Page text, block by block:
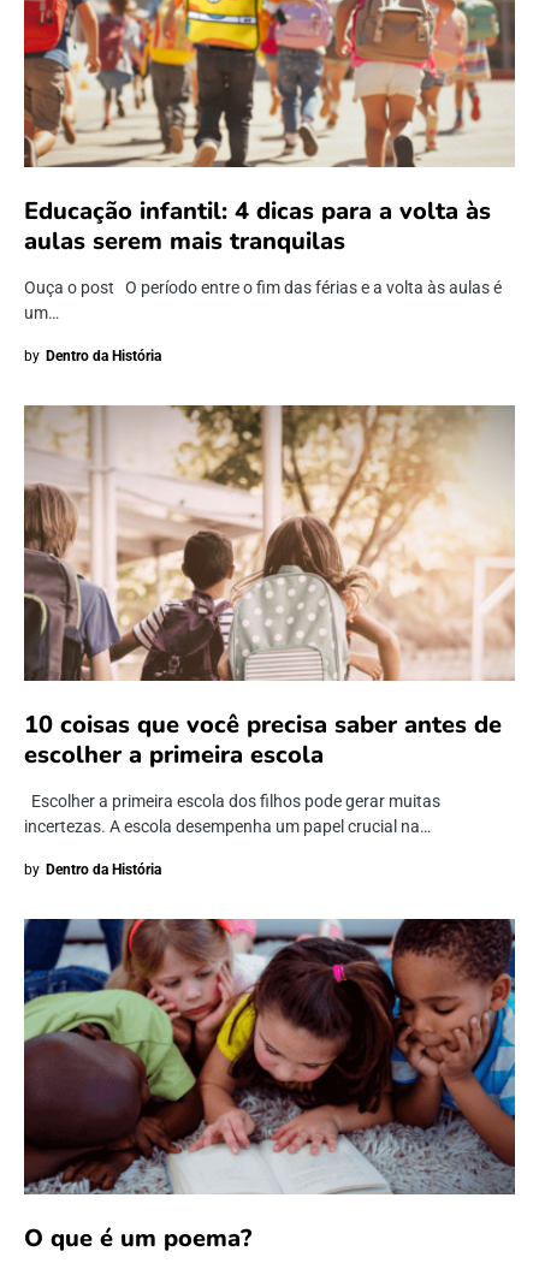
Educação infantil: 4 dicas para a volta às
aulas serem mais tranquilas
Ouça o post O período entre o fim das férias e a volta às aulas é
um…
by Dentro da História
10 coisas que você precisa saber antes de
escolher a primeira escola
Escolher a primeira escola dos filhos pode gerar muitas
incertezas. A escola desempenha um papel crucial na…
by Dentro da História
O que é um poema?